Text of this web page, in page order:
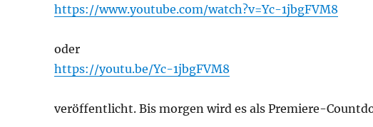
https://www.youtube.com/watch?v=Yc-1jbgFVM8
oder
https://youtu.be/Yc-1jbgFVM8
veröffentlicht. Bis morgen wird es als Premiere-